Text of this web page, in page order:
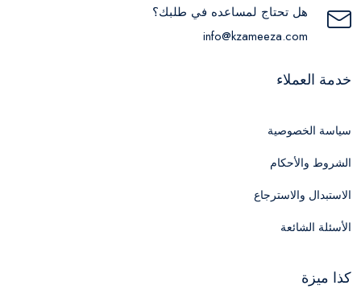
هل تحتاج لمساعده في طلبك؟
info@kzameeza.com
خدمة العملاء
سياسة الخصوصية
الشروط والأحكام
الاستبدال والاسترجاع
الأسئلة الشائعة
كذا ميزة